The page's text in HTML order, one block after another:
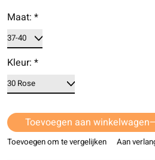
Maat: *
Kleur: *
Toevoegen aan winkelwagen
Toevoegen om te vergelijken Aan